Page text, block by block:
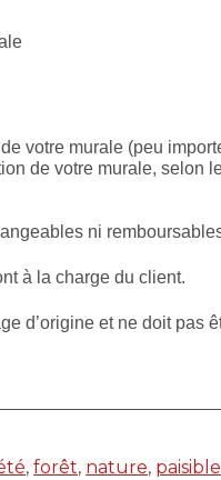
votre murale (peu
de votre murale,
ni
à la charge du client.
d’origine et ne doit pas
,forêt, nature, paisible